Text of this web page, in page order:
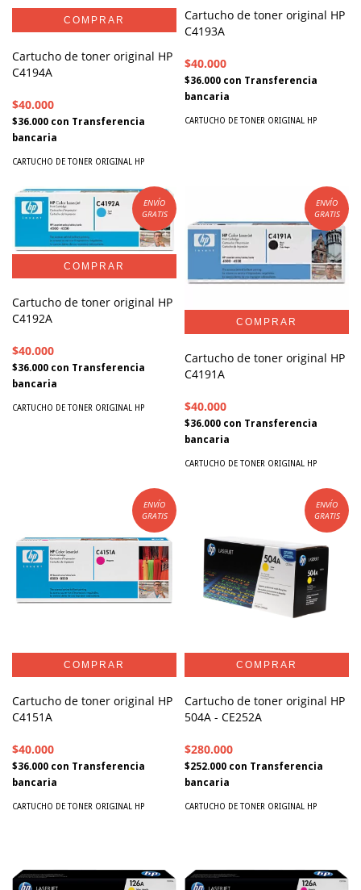
Cartucho de toner original HP
C4194A
$40.000
$36.000 con Transferencia
bancaria
CARTUCHO DE TONER ORIGINAL HP
Cartucho de toner original HP
C4193A
$40.000
$36.000 con Transferencia
bancaria
CARTUCHO DE TONER ORIGINAL HP
ENVÍO
GRATIS
Cartucho de toner original HP
C4192A
$40.000
$36.000 con Transferencia
bancaria
CARTUCHO DE TONER ORIGINAL HP
ENVÍO
GRATIS
Cartucho de toner original HP
C4191A
$40.000
$36.000 con Transferencia
bancaria
CARTUCHO DE TONER ORIGINAL HP
ENVÍO
GRATIS
Cartucho de toner original HP
C4151A
$40.000
$36.000 con Transferencia
bancaria
CARTUCHO DE TONER ORIGINAL HP
ENVÍO
GRATIS
Cartucho de toner original HP
504A - CE252A
$280.000
$252.000 con Transferencia
bancaria
CARTUCHO DE TONER ORIGINAL HP